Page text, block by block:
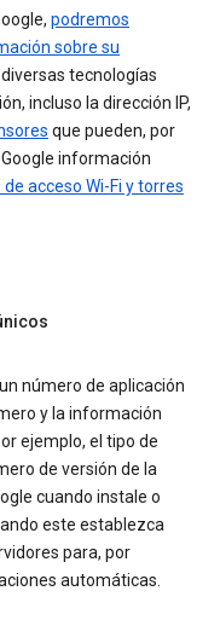
podremos
sobre su
tecnologías
incluso la dirección IP,
que pueden, por
información
acceso Wi-Fi y torres
número de aplicación
y la información
ejemplo, el tipo de
de versión de la
cuando instale o
este establezca
para, por
automáticas.